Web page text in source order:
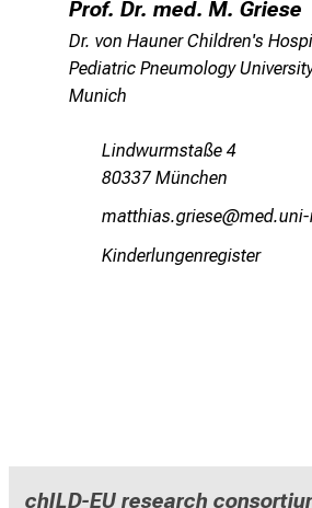
Prof. Dr. med. M. Griese
Dr. von Hauner Children's
Pediatric Pneumology
Munich
Lindwurmstaße 4
80337 München
vgbbzlgcsxp;lici
Kinderlungenregister
chILD-EU research